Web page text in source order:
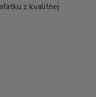
z kvalitnej